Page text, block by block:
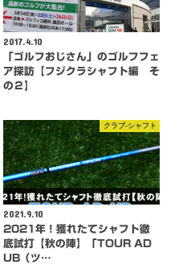
2017.4.10
「ゴルフおじさん」のゴルフフェ
ア探訪【フジクラシャフト編 そ
の２】
クラブ-シャフト
2021.9.10
2021年！獲れたてシャフト徹
底試打【秋の陣】「TOUR AD
UB（ツ…